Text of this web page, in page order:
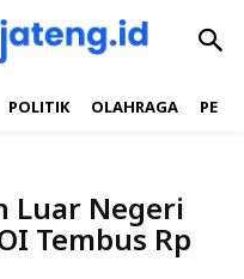
POLITIK OLAHRAGA
Luar Negeri
Tembus Rp